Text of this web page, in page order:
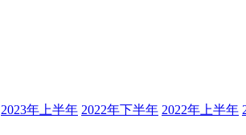
2023年上半年 2022年下半年 2022年上半年